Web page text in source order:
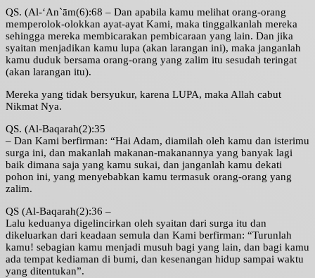
QS. (Al-‘An`ām(6):68 – Dan apabila kamu melihat orang-orang
memperolok-olokkan ayat-ayat Kami, maka tinggalkanlah mereka
sehingga mereka membicarakan pembicaraan yang lain. Dan jika
syaitan menjadikan kamu lupa (akan larangan ini), maka janganlah
kamu duduk bersama orang-orang yang zalim itu sesudah teringat
(akan larangan itu).
Mereka yang tidak bersyukur, karena LUPA, maka Allah cabut
Nikmat Nya.
QS. (Al-Baqarah(2):35
– Dan Kami berfirman: “Hai Adam, diamilah oleh kamu dan isterimu
surga ini, dan makanlah makanan-makanannya yang banyak lagi
baik dimana saja yang kamu sukai, dan janganlah kamu dekati
pohon ini, yang menyebabkan kamu termasuk orang-orang yang
zalim.
QS (Al-Baqarah(2):36 –
Lalu keduanya digelincirkan oleh syaitan dari surga itu dan
dikeluarkan dari keadaan semula dan Kami berfirman: “Turunlah
kamu! sebagian kamu menjadi musuh bagi yang lain, dan bagi kamu
ada tempat kediaman di bumi, dan kesenangan hidup sampai waktu
yang ditentukan”.